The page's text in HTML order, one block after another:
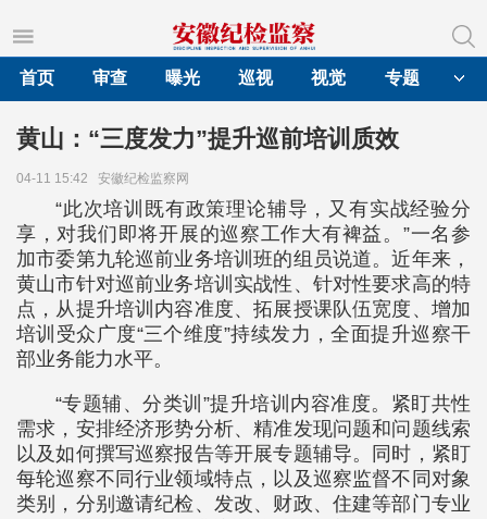
首页
审查 曝光 巡视 视觉 专题
黄山：“三度发力”提升巡前培训质效
04-11 15:42 安徽纪检监察网
“此次培训既有政策理论辅导，又有实战经验分
享，对我们即将开展的巡察工作大有裨益。”一名参
加市委第九轮巡前业务培训班的组员说道。近年来，
黄山市针对巡前业务培训实战性、针对性要求高的特
点，从提升培训内容准度、拓展授课队伍宽度、增加
培训受众广度“三个维度”持续发力，全面提升巡察干
部业务能力水平。
“专题辅、分类训”提升培训内容准度。紧盯共性
需求，安排经济形势分析、精准发现问题和问题线索
以及如何撰写巡察报告等开展专题辅导。同时，紧盯
每轮巡察不同行业领域特点，以及巡察监督不同对象
类别，分别邀请纪检、发改、财政、住建等部门专业